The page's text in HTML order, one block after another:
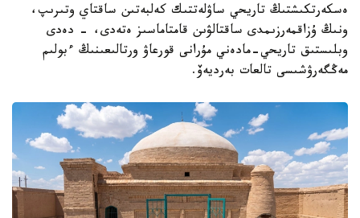
ەسكەرتكىشتىڭ تاريحي ساۋلەتتىك كەلبەتىن ساقتاي وتىرىپ،
ونىڭ ۇزاقمەرزىمدى ساقتالۋىن قامتاماسىز ەتەدى، - دەدى
وبلىستىق تاريحي-مادەني مۇرانى قورعاۋ ورتالىعىنىڭ ءبولىم
مەڭگەرۋشىسى تالعات بەرديەۆ.